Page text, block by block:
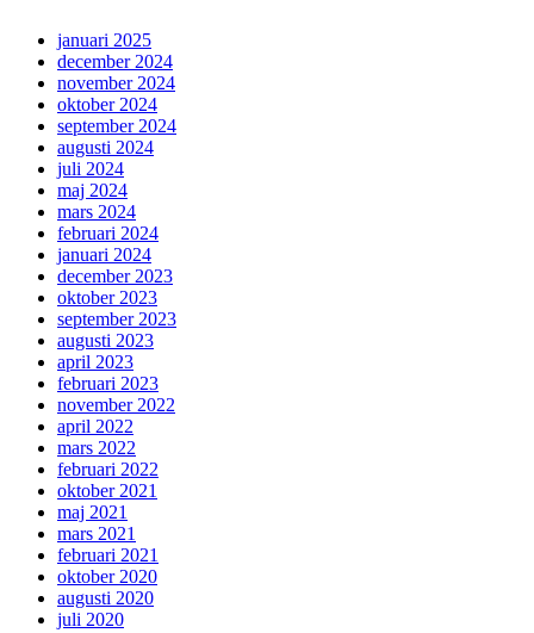
januari 2025
december 2024
november 2024
oktober 2024
september 2024
augusti 2024
juli 2024
maj 2024
mars 2024
februari 2024
januari 2024
december 2023
oktober 2023
september 2023
augusti 2023
april 2023
februari 2023
november 2022
april 2022
mars 2022
februari 2022
oktober 2021
maj 2021
mars 2021
februari 2021
oktober 2020
augusti 2020
juli 2020